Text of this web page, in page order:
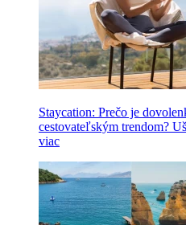
Staycation: Prečo je
cestovateľským trendom?
viac